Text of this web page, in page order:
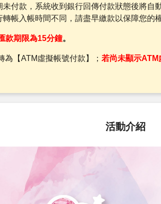
付款，系統收到銀行回傳付款狀態後將
帳入帳時間不同，請盡早繳款以保障您的權
款期限為15分鐘。
【ATM虛擬帳號付款】； 若尚未顯示
活動介紹